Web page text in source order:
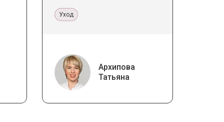
Уход
Архипова
Татьяна